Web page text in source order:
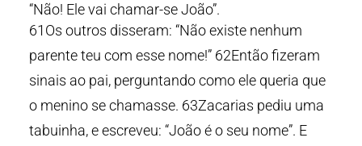
“Não! Ele vai chamar-se João”.
61Os outros disseram: “Não existe nenhum
parente teu com esse nome!” 62Então fizeram
sinais ao pai, perguntando como ele queria que
o menino se chamasse. 63Zacarias pediu uma
tabuinha, e escreveu: “João é o seu nome”. E